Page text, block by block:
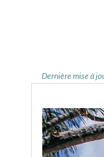
Dernière mise à